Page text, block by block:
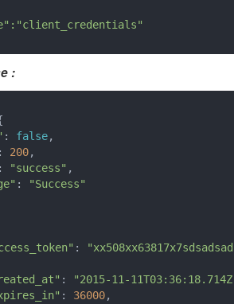
:
: false,
: 200,
: "success" ,
:
"Success"
:
:
"2015-11-
: 36000,